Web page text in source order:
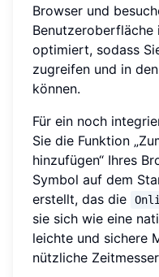
Browser und
Benutzeroberfläche
optimiert, sodass
zugreifen und in
können.
Für ein noch
Sie die Funktion
hinzufügen“ Ihres
Symbol auf dem
erstellt, das die
sie sich wie eine
leichte und sichere
nützliche